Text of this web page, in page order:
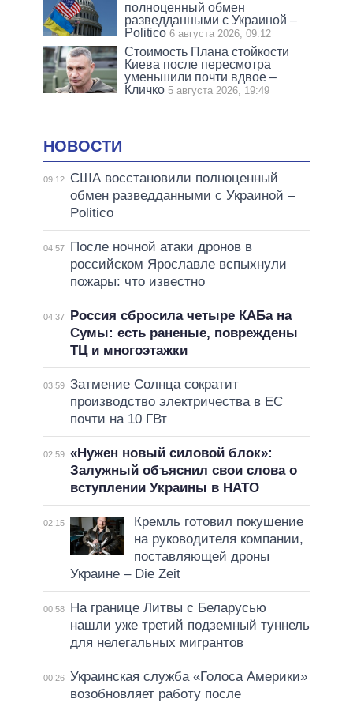
полноценный обмен
разведданными с Украиной –
Politico 6 августа 2026, 09:12
Стоимость Плана стойкости
Киева после пересмотра
уменьшили почти вдвое –
Кличко 5 августа 2026, 19:49
НОВОСТИ
09:12
США восстановили полноценный
обмен разведданными с Украиной –
Politico
04:57
После ночной атаки дронов в
российском Ярославле вспыхнули
пожары: что известно
04:37
Россия сбросила четыре КАБа на
Сумы: есть раненые, повреждены
ТЦ и многоэтажки
03:59 Затмение Солнца сократит
производство электричества в ЕС
почти на 10 ГВт
02:59 «Нужен новый силовой блок»:
Залужный объяснил свои слова о
вступлении Украины в НАТО
02:15
Кремль готовил покушение
на руководителя компании,
поставляющей дроны
Украине – Die Zeit
00:58
На границе Литвы с Беларусью
нашли уже третий подземный туннель
для нелегальных мигрантов
00:26 Украинская служба «Голоса Америки»
возобновляет работу после